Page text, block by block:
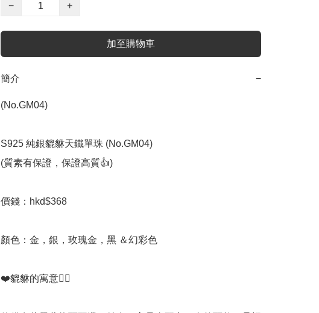
−
+
加至購物車
簡介 −
(No.GM04)
S925 純銀貔貅天鐵單珠 (No.GM04)
(質素有保證，保證高質👍)
價錢：hkd$368
顏色：金，銀，玫瑰金，黑 ＆幻彩色
❤️貔貅的寓意💁‍♀️